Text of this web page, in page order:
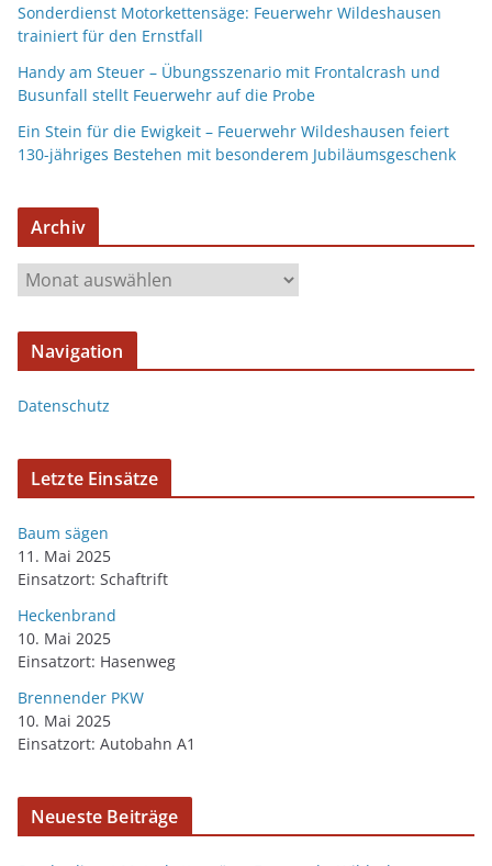
Sonderdienst Motorkettensäge: Feuerwehr Wildeshausen
trainiert für den Ernstfall
Handy am Steuer – Übungsszenario mit Frontalcrash und
Busunfall stellt Feuerwehr auf die Probe
Ein Stein für die Ewigkeit – Feuerwehr Wildeshausen feiert
130-jähriges Bestehen mit besonderem Jubiläumsgeschenk
Archiv
Navigation
Datenschutz
Letzte Einsätze
Baum sägen
11. Mai 2025
Einsatzort: Schaftrift
Heckenbrand
10. Mai 2025
Einsatzort: Hasenweg
Brennender PKW
10. Mai 2025
Einsatzort: Autobahn A1
Neueste Beiträge